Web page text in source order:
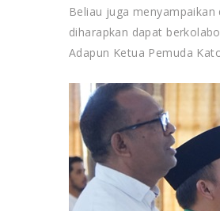
Beliau juga
diharapkan dapat
Adapun Ketua Pemuda